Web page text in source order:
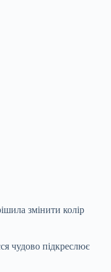
змінити колір
чудово підкреслює